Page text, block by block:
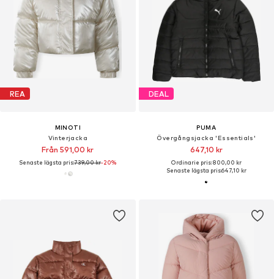
REA
MINOTI
Vinterjacka
Från 591,00 kr
Senaste lägsta pris:739,00 kr-20%
DEAL
PUMA
Övergångsjacka 'Essentials'
647,10 kr
Ordinarie pris: 800,00 kr
Senaste lägsta pris:647,10 kr